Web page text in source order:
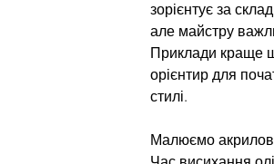
зорієнтує за
але майстру
Приклади краще
орієнтир для
стилі.
Малюємо